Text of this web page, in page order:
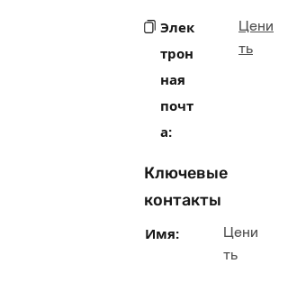
Элек
трон
ная
почт
а:
Цени
ть
Ключевые
контакты
Имя:
Цени
ть